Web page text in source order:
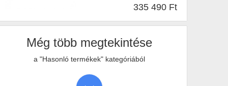
• Igen • Szürke
•
335 490 Ft
Még több megtekintése
a "Hasonló termékek" kategóriából